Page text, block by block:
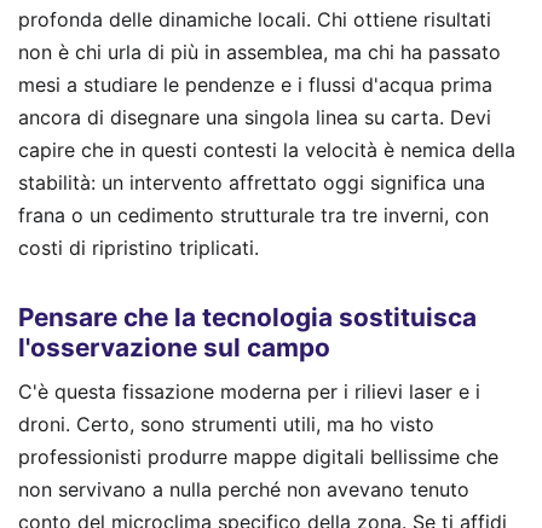
profonda delle dinamiche locali. Chi ottiene risultati
non è chi urla di più in assemblea, ma chi ha passato
mesi a studiare le pendenze e i flussi d'acqua prima
ancora di disegnare una singola linea su carta. Devi
capire che in questi contesti la velocità è nemica della
stabilità: un intervento affrettato oggi significa una
frana o un cedimento strutturale tra tre inverni, con
costi di ripristino triplicati.
Pensare che la tecnologia sostituisca
l'osservazione sul campo
C'è questa fissazione moderna per i rilievi laser e i
droni. Certo, sono strumenti utili, ma ho visto
professionisti produrre mappe digitali bellissime che
non servivano a nulla perché non avevano tenuto
conto del microclima specifico della zona. Se ti affidi